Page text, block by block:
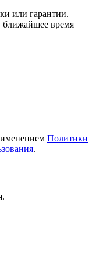
или гарантии.
ближайшее время
Политики
.